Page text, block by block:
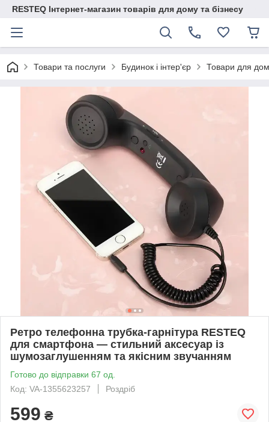
RESTEQ Інтернет-магазин товарів для дому та бізнесу
Товари та послуги Будинок і інтер'єр Товари для
Ретро телефонна трубка-гарнітура RESTEQ
для смартфона — стильний аксесуар із
шумозаглушенням та якісним звучанням
Готово до відправки 67 од.
Код: VA-1355623257
Роздріб
599 ₴